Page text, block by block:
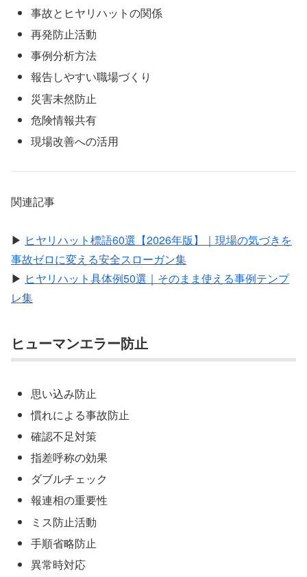
事故とヒヤリハットの関係
再発防止活動
事例分析方法
報告しやすい職場づくり
災害未然防止
危険情報共有
現場改善への活用
関連記事
▶ ヒヤリハット標語60選【2026年版】｜現場の気づきを
事故ゼロに変える安全スローガン集
▶ ヒヤリハット具体例50選｜そのまま使える事例テンプ
レ集
ヒューマンエラー防止
思い込み防止
慣れによる事故防止
確認不足対策
指差呼称の効果
ダブルチェック
報連相の重要性
ミス防止活動
手順省略防止
異常時対応